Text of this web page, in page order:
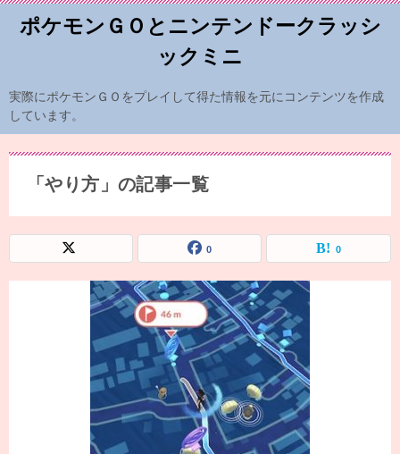
ポケモンＧＯとニンテンドークラッシ
ックミニ
実際にポケモンＧＯをプレイして得た情報を元にコンテンツを作成
しています。
「やり方」の記事一覧
0 0